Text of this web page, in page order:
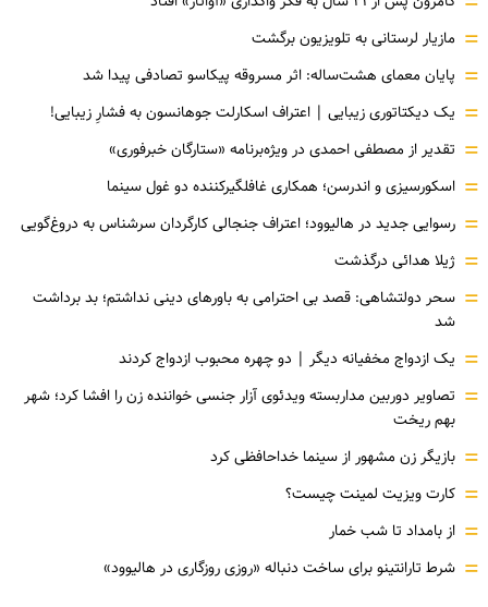
= مازیار لرستانی به تلویزیون برگشت
= پایان معمای هشت‌ساله: اثر مسروقه پیکاسو تصادفی پیدا شد
= یک دیکتاتوری زیبایی | اعتراف اسکارلت جوهانسون به فشارِ زیبایی!
= تقدیر از مصطفی احمدی در ویژه‌برنامه «ستارگان خبرفوری»
= اسکورسیزی و اندرسن؛ همکاری غافلگیرکننده دو غول سینما
= رسوایی جدید در هالیوود؛ اعتراف جنجالی کارگردان سرشناس به دروغ‌گویی
= ژیلا هدائی درگذشت
= سحر دولتشاهی: قصد بی احترامی به باورهای دینی نداشتم؛ بد برداشت
شد
= یک ازدواج مخفیانه دیگر | دو چهره محبوب ازدواج کردند
= تصاویر دوربین مداربسته ویدئوی آزار جنسی خواننده زن را افشا کرد؛ شهر
بهم ریخت
= بازیگر زن مشهور از سینما خداحافظی کرد
= کارت ویزیت لمینت چیست؟
= از بامداد تا شب خمار
= شرط تارانتینو برای ساخت دنباله «روزی روزگاری در هالیوود»